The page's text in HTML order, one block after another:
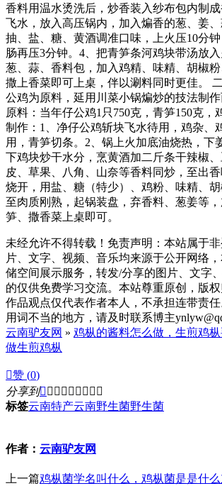
香料用温水烫洗后，炒香装入纱布包内制
飞水，放入高压锅内，加入煸香的葱、姜
抽、盐、糖、黄酒调准口味，上火压10分
肠再压3分钟。4、把青笋条河鸡块带汤放入
葱、蒜、香料包，加入鸡精、味精、胡椒
撒上香菜即可上桌，伴以涮料同时更佳。
公鸡为原料，延用川菜小锅煸炒的技法制作
原料：当年仔公鸡1只750克，青笋150克，
制作：1、净仔公鸡斩块飞水待用，鸡杂、
用，青笋切条。2、锅上火加底油烧热，下
下鸡块炒干水分，烹黄酒加二斤条干辣椒
皮、草果、八角、山奈等香料同炒，至出
烧开，用盐、糖（特少）、鸡粉、味精、
至肉质刚熟，起锅装盘，弃香料、葱姜等
笋、撒香菜上桌即可。
未经允许不得转载！免责声明：本站属于
片、文字、视频、音乐均来源于公开网络
储空间展示服务，转发/分享的图片、文字
的仅供免费学习交流。本站尊重原创，版
作品观点仅代表作者本人，不承担连带责
用词不当的地方，请及时联系博主
云南驴友网 » 鸡枞的酱料怎么做，生煎鸡
做生煎鸡枞
赞 (0)
分享到        
标签云南特产云南野生菌野生菌
作者： 云南驴友网
上一篇鸡枞菌学名叫什么，鸡枞菌是是什